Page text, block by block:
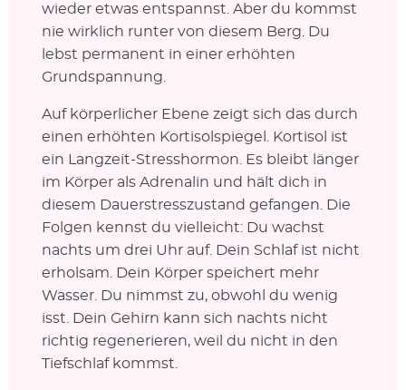
wieder etwas entspannst. Aber du kommst
nie wirklich runter von diesem Berg. Du
lebst permanent in einer erhöhten
Grundspannung.
Auf körperlicher Ebene zeigt sich das durch
einen erhöhten Kortisolspiegel. Kortisol ist
ein Langzeit-Stresshormon. Es bleibt länger
im Körper als Adrenalin und hält dich in
diesem Dauerstresszustand gefangen. Die
Folgen kennst du vielleicht: Du wachst
nachts um drei Uhr auf. Dein Schlaf ist nicht
erholsam. Dein Körper speichert mehr
Wasser. Du nimmst zu, obwohl du wenig
isst. Dein Gehirn kann sich nachts nicht
richtig regenerieren, weil du nicht in den
Tiefschlaf kommst.